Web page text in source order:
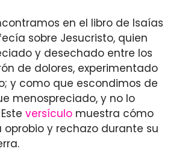
en el libro de Isaías
sobre Jesucristo, quien
y desechado entre los
de dolores, experimentado
y como que escondimos de
menospreciado, y no lo
versículo muestra cómo
oprobio y rechazo durante su